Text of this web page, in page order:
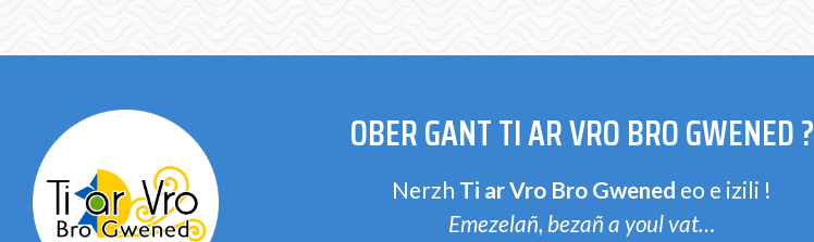
OBER GANT TI AR VRO BRO GWENED ?
Nerzh Ti ar Vro Bro Gwened eo e izili !
Emezelañ, bezañ a youl vat…